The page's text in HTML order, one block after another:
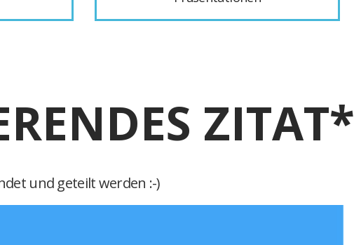
ZITAT*
und geteilt werden :-)